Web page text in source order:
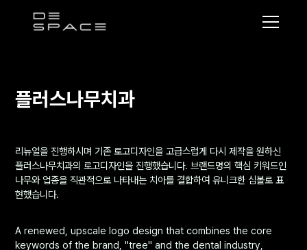
이플러스나무치과
리뉴얼을 진행하시며 기존 로고디자인을 고급스럽게 다시 제작을 원하신
플러스나무치과의 로고디자인을 진행했습니다. 브랜드명의 핵심 키워드인
나무와 업종을 직관적으로 나타내는 치아를 결합하여 유니크한 심볼로 표
현했습니다.
A renewed, upscale logo design that combines the core
keywords of the brand, "tree" and the dental industry,